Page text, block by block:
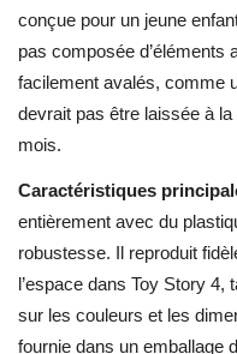
conçue pour un jeune
pas composée d’éléments
facilement avalés, comme
devrait pas être laissée à la
mois.
Caractéristiques
entièrement avec du
robustesse. Il reproduit
l’espace dans Toy Story 4,
sur les couleurs et les
fournie dans un emballage